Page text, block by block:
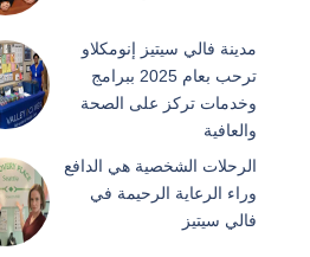
مدينة فالي سيتيز إنومكلاو
ترحب بعام 2025 ببرامج
وخدمات تركز على الصحة
والعافية
الرحلات الشخصية هي الدافع
وراء الرعاية الرحيمة في
فالي سيتيز